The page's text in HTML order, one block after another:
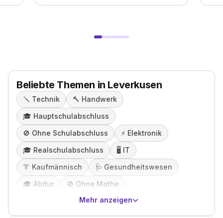
Beliebte Themen in Leverkusen
🪛 Technik 🔨 Handwerk
🎓️ Hauptschulabschluss
🚫 Ohne Schulabschluss ⚡️ Elektronik
🎓️ Realschulabschluss 🖥️ IT
👔 Kaufmännisch 🩺 Gesundheitswesen
🎓️ Abitur 🚫 Ohne Mathe
Mehr anzeigen